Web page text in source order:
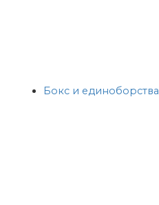
Бокс и единоборства